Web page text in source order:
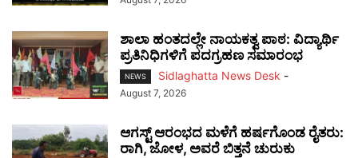
ಶಾಲಾ ಹಂತದಲ್ಲೇ ನಾಯಕತ್ವ ಪಾಠ: ವಿದ್ಯಾರ್ಥಿ
ಪ್ರತಿನಿಧಿಗಳಿಗೆ ಪದಗ್ರಹಣ ಸಮಾರಂಭ
NEWS Sidlaghatta News Desk -
August 7, 2026
ಆಗಸ್ಟ್ ಆರಂಭದ ಮಳೆಗೆ ಹರ್ಷಗೊಂಡ ರೈತರು:
ರಾಗಿ, ಜೋಳ, ಅವರೆ ಬಿತ್ತನೆ ಚುರುಕು